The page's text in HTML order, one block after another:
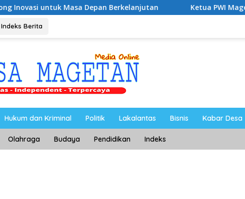
Berkelanjutan Ketua PWI Magetan: OKK Penting
Indeks Berita
Hukum dan Kriminal Politik Lakalantas Bisnis Kabar Desa
Olahraga Budaya Pendidikan Indeks